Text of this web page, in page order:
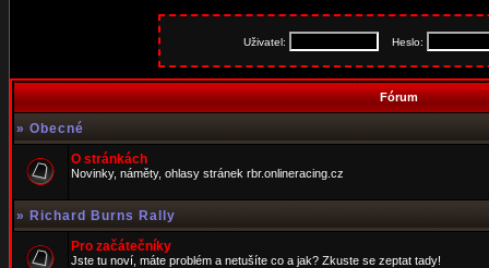
Uživatel: Heslo:
Fórum
» Obecné
O stránkách
Novinky, náměty, ohlasy stránek rbr.onlineracing.cz
» Richard Burns Rally
Pro začátečníky
Jste tu noví, máte problém a netušíte co a jak? Zkuste se zeptat tady!